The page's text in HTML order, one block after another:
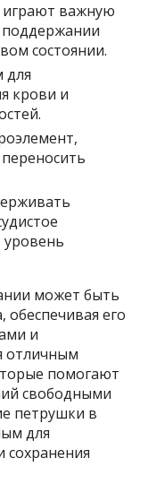
важную
состоянии.
для
крови и
уровень
может быть
его
и
отличным
помогают
свободными
петрушки в
для